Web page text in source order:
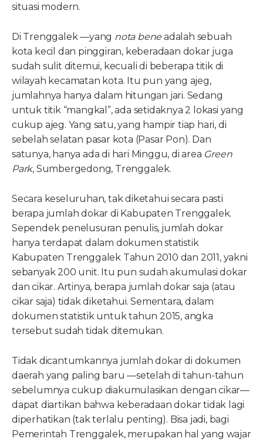
situasi modern.
Di Trenggalek —yang nota bene adalah sebuah
kota kecil dan pinggiran, keberadaan dokar juga
sudah sulit ditemui, kecuali di beberapa titik di
wilayah kecamatan kota. Itu pun yang ajeg,
jumlahnya hanya dalam hitungan jari. Sedang
untuk titik “mangkal”, ada setidaknya 2 lokasi yang
cukup ajeg. Yang satu, yang hampir tiap hari, di
sebelah selatan pasar kota (Pasar Pon). Dan
satunya, hanya ada di hari Minggu, di area Green
Park, Sumbergedong, Trenggalek.
Secara keseluruhan, tak diketahui secara pasti
berapa jumlah dokar di Kabupaten Trenggalek.
Sependek penelusuran penulis, jumlah dokar
hanya terdapat dalam dokumen statistik
Kabupaten Trenggalek Tahun 2010 dan 2011, yakni
sebanyak 200 unit. Itu pun sudah akumulasi dokar
dan cikar. Artinya, berapa jumlah dokar saja (atau
cikar saja) tidak diketahui. Sementara, dalam
dokumen statistik untuk tahun 2015, angka
tersebut sudah tidak ditemukan.
Tidak dicantumkannya jumlah dokar di dokumen
daerah yang paling baru —setelah di tahun-tahun
sebelumnya cukup diakumulasikan dengan cikar—
dapat diartikan bahwa keberadaan dokar tidak lagi
diperhatikan (tak terlalu penting). Bisa jadi, bagi
Pemerintah Trenggalek, merupakan hal yang wajar